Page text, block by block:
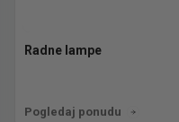
Radne lampe
Pogledaj ponudu